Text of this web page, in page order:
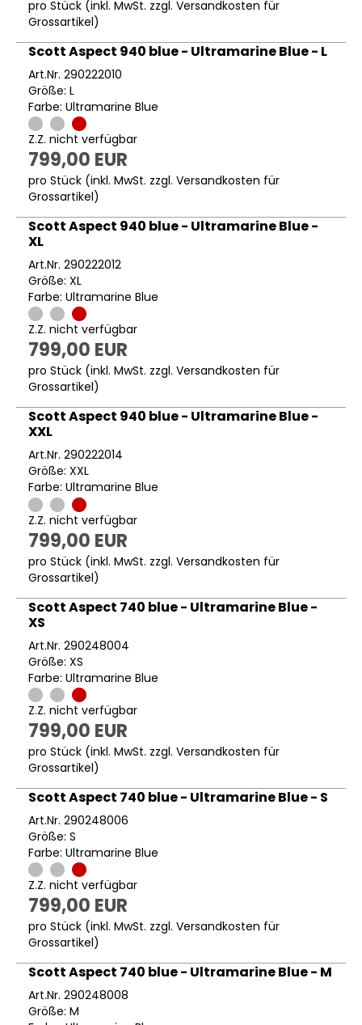
pro Stück (inkl. MwSt. zzgl. Versandkosten für
Grossartikel)
Scott Aspect 940 blue - Ultramarine Blue - L
Art.Nr. 290222010
Größe: L
Farbe: Ultramarine Blue
Z.Z. nicht verfügbar
799,00 EUR
pro Stück (inkl. MwSt. zzgl. Versandkosten für
Grossartikel)
Scott Aspect 940 blue - Ultramarine Blue -
XL
Art.Nr. 290222012
Größe: XL
Farbe: Ultramarine Blue
Z.Z. nicht verfügbar
799,00 EUR
pro Stück (inkl. MwSt. zzgl. Versandkosten für
Grossartikel)
Scott Aspect 940 blue - Ultramarine Blue -
XXL
Art.Nr. 290222014
Größe: XXL
Farbe: Ultramarine Blue
Z.Z. nicht verfügbar
799,00 EUR
pro Stück (inkl. MwSt. zzgl. Versandkosten für
Grossartikel)
Scott Aspect 740 blue - Ultramarine Blue -
XS
Art.Nr. 290248004
Größe: XS
Farbe: Ultramarine Blue
Z.Z. nicht verfügbar
799,00 EUR
pro Stück (inkl. MwSt. zzgl. Versandkosten für
Grossartikel)
Scott Aspect 740 blue - Ultramarine Blue - S
Art.Nr. 290248006
Größe: S
Farbe: Ultramarine Blue
Z.Z. nicht verfügbar
799,00 EUR
pro Stück (inkl. MwSt. zzgl. Versandkosten für
Grossartikel)
Scott Aspect 740 blue - Ultramarine Blue - M
Art.Nr. 290248008
Größe: M